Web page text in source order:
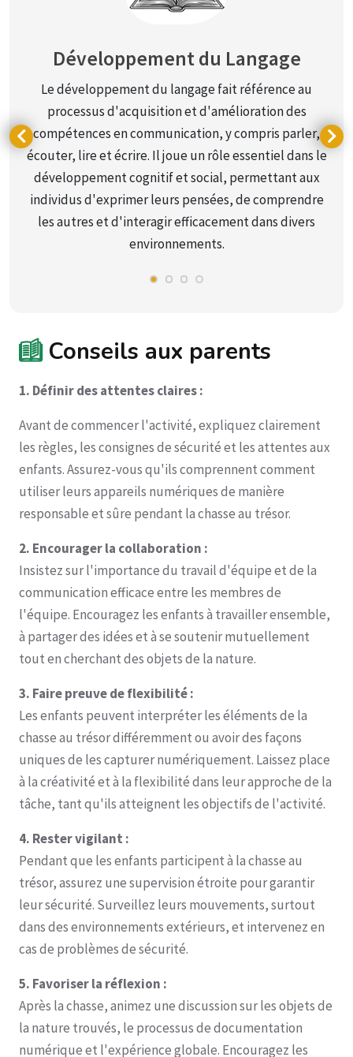
Développement du Langage
Le développement du langage fait référence au
processus d'acquisition et d'amélioration des
compétences en communication, y compris parler,
écouter, lire et écrire. Il joue un rôle essentiel dans le
développement cognitif et social, permettant aux
individus d'exprimer leurs pensées, de comprendre
les autres et d'interagir efficacement dans divers
environnements.
Conseils aux parents
1. Définir des attentes claires :
Avant de commencer l'activité, expliquez clairement
les règles, les consignes de sécurité et les attentes aux
enfants. Assurez-vous qu'ils comprennent comment
utiliser leurs appareils numériques de manière
responsable et sûre pendant la chasse au trésor.
2. Encourager la collaboration :
Insistez sur l'importance du travail d'équipe et de la
communication efficace entre les membres de
l'équipe. Encouragez les enfants à travailler ensemble,
à partager des idées et à se soutenir mutuellement
tout en cherchant des objets de la nature.
3. Faire preuve de flexibilité :
Les enfants peuvent interpréter les éléments de la
chasse au trésor différemment ou avoir des façons
uniques de les capturer numériquement. Laissez place
à la créativité et à la flexibilité dans leur approche de la
tâche, tant qu'ils atteignent les objectifs de l'activité.
4. Rester vigilant :
Pendant que les enfants participent à la chasse au
trésor, assurez une supervision étroite pour garantir
leur sécurité. Surveillez leurs mouvements, surtout
dans des environnements extérieurs, et intervenez en
cas de problèmes de sécurité.
5. Favoriser la réflexion :
Après la chasse, animez une discussion sur les objets de
la nature trouvés, le processus de documentation
numérique et l'expérience globale. Encouragez les